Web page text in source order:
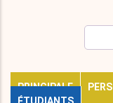
PRINCIPALE